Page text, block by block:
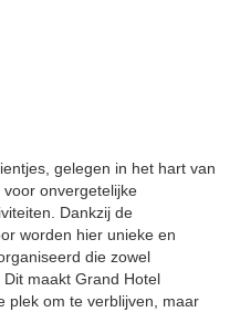
gelegen in het hart van
onvergetelijke
Dankzij de
worden hier unieke en
die zowel
maakt Grand Hotel
plek om te verblijven, maar